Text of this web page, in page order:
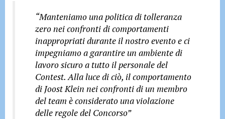
“Manteniamo una politica di tolleranza
zero nei confronti di comportamenti
inappropriati durante il nostro evento e ci
impegniamo a garantire un ambiente di
lavoro sicuro a tutto il personale del
Contest. Alla luce di ciò, il comportamento
di Joost Klein nei confronti di un membro
del team è considerato una violazione
delle regole del Concorso”